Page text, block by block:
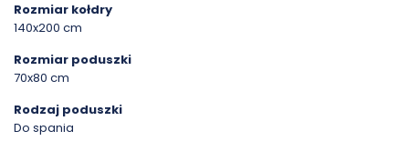
Rozmiar kołdry
140x200 cm
Rozmiar poduszki
70x80 cm
Rodzaj poduszki
Do spania